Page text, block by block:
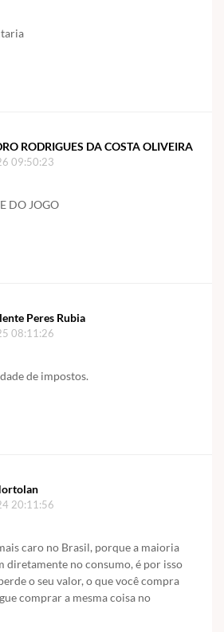
RODRIGUES DA COSTA OLIVEIRA
09:50:23
DO JOGO
Peres Rubia
08:11:26
de impostos.
20:11:56
caro no Brasil, porque a maioria
diretamente no consumo, é por isso
o seu valor, o que você compra
comprar a mesma coisa no